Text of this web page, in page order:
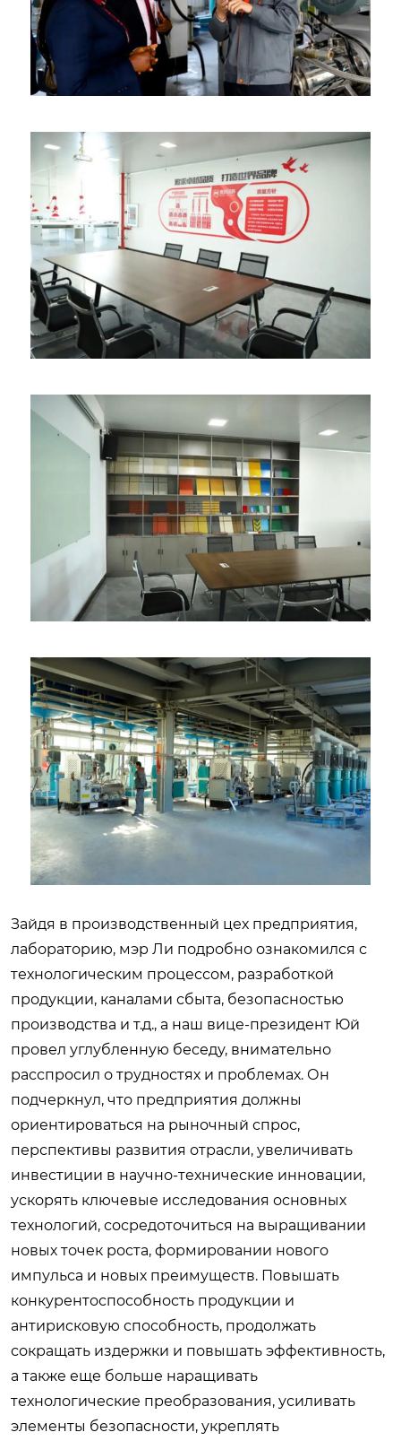
Зайдя в производственный цех предприятия,
лабораторию, мэр Ли подробно ознакомился с
технологическим процессом, разработкой
продукции, каналами сбыта, безопасностью
производства и т.д., а наш вице-президент Юй
провел углубленную беседу, внимательно
расспросил о трудностях и проблемах. Он
подчеркнул, что предприятия должны
ориентироваться на рыночный спрос,
перспективы развития отрасли, увеличивать
инвестиции в научно-технические инновации,
ускорять ключевые исследования основных
технологий, сосредоточиться на выращивании
новых точек роста, формировании нового
импульса и новых преимуществ. Повышать
конкурентоспособность продукции и
антирисковую способность, продолжать
сокращать издержки и повышать эффективность,
а также еще больше наращивать
технологические преобразования, усиливать
элементы безопасности, укреплять